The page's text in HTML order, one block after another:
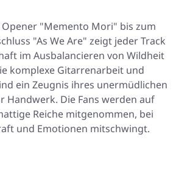
"Memento Mori" bis zum
"As We Are" zeigt jeder Track
im Ausbalancieren von Wildheit
komplexe Gitarrenarbeit und
ein Zeugnis ihres unermüdlichen
Handwerk. Die Fans werden auf
Reiche mitgenommen, bei
und Emotionen mitschwingt.